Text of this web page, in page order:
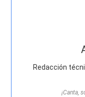
Redacción
¡Canta,